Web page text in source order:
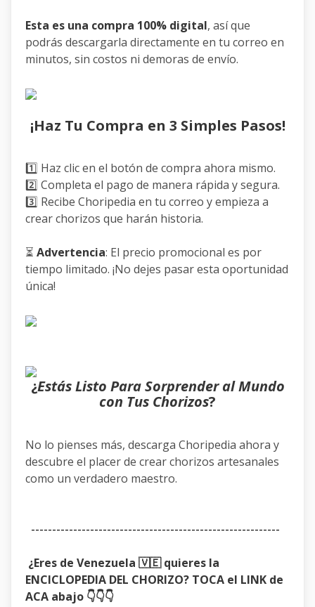
Esta es una compra 100% digital, así que
podrás descargarla directamente en tu correo en
minutos, sin costos ni demoras de envío.
¡Haz Tu Compra en 3 Simples Pasos!
1️⃣ Haz clic en el botón de compra ahora mismo.
2️⃣ Completa el pago de manera rápida y segura.
3️⃣ Recibe Choripedia en tu correo y empieza a
crear chorizos que harán historia.
⏳ Advertencia: El precio promocional es por
tiempo limitado. ¡No dejes pasar esta oportunidad
única!
¿Estás Listo Para Sorprender al Mundo
con Tus Chorizos?
No lo pienses más, descarga Choripedia ahora y
descubre el placer de crear chorizos artesanales
como un verdadero maestro.
-----------------------------------------------------------
¿Eres de Venezuela 🇻🇪 quieres la
ENCICLOPEDIA DEL CHORIZO? TOCA el LINK de
ACA abajo 👇👇👇